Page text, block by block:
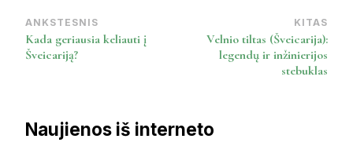
Post
Navigation
ANKSTESNIS
Kada geriausia keliauti į
Šveicariją?
KITAS
Velnio tiltas (Šveicarija):
legendų ir inžinierijos
stebuklas
Naujienos iš interneto